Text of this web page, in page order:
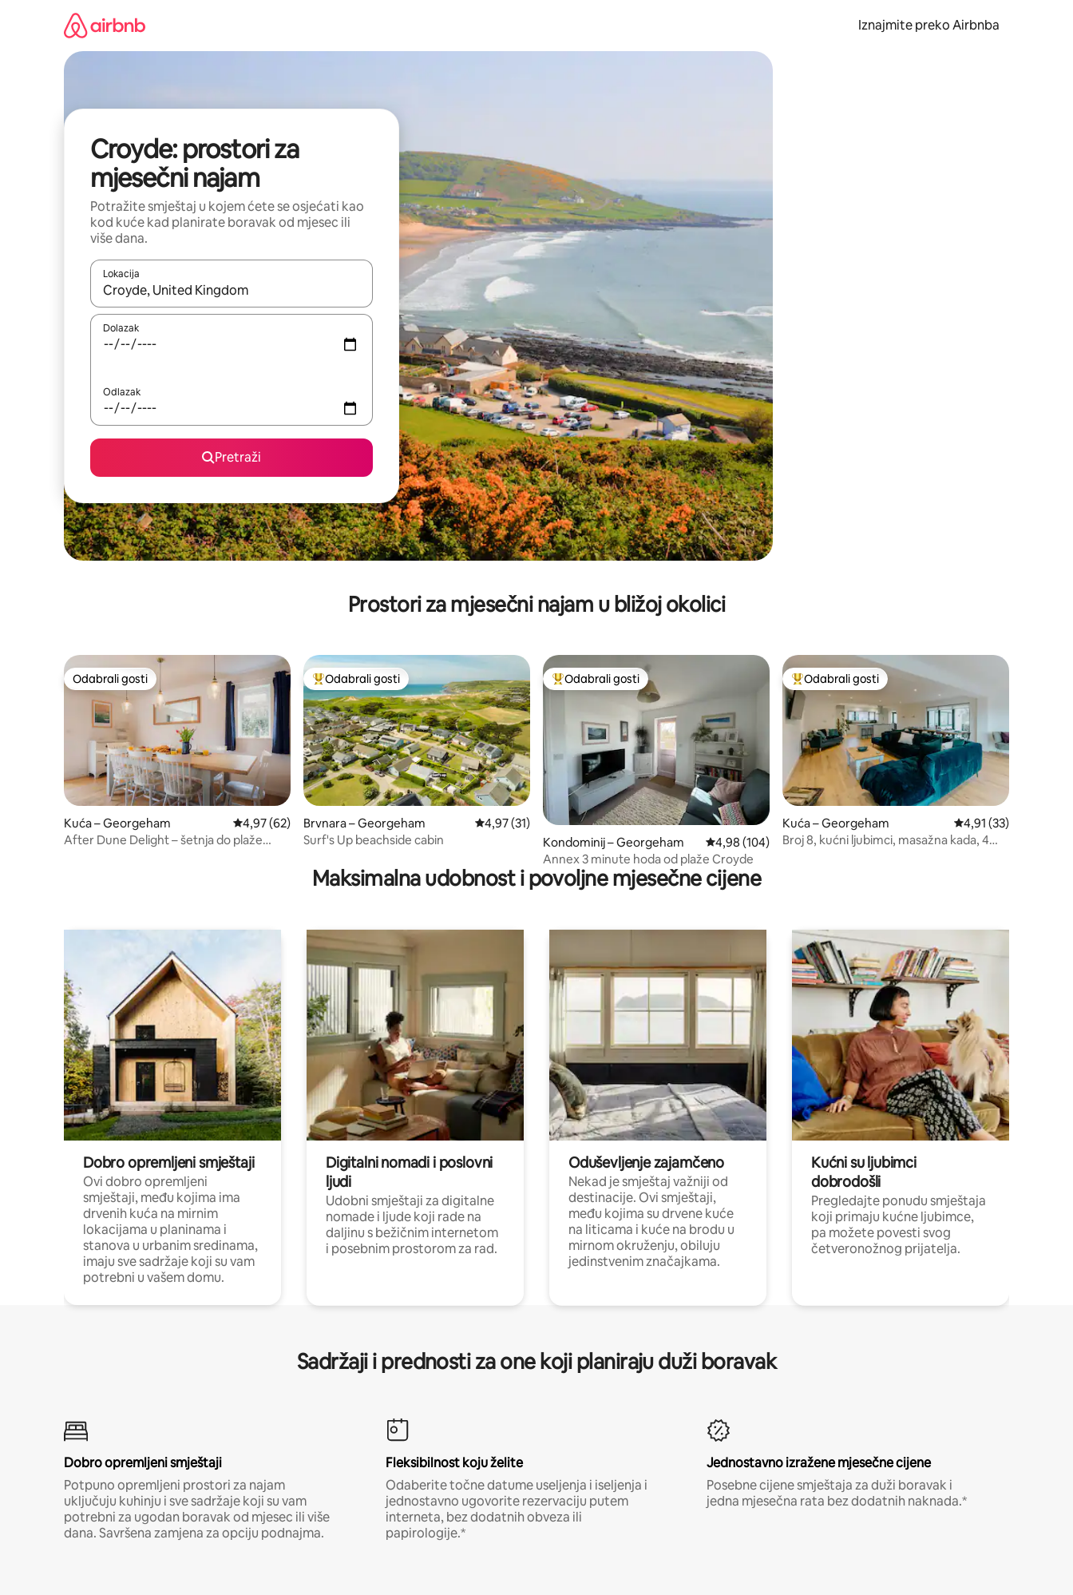
Iznajmite preko Airbnba
Croyde: prostori za
mjesečni najam
Potražite smještaj u kojem ćete se osjećati kao
kod kuće kad planirate boravak od mjesec ili
više dana.
Lokacija
Kada budu dostupni rezultati, moći ćete ih pregledati koristeći se strelicama prema gore i prema dolje, kao i dodirom ili prelaskom prstom po zaslonu.
Dolazak
Odlazak
Pretraži
Prostori za mjesečni najam u bližoj okolici
Odabrali gosti
Odabrali gosti
Kuća – Georgeham Prosječna ocjena: 4,97/5, recenzija: 62
4,97 (62)
After Dune Delight – šetnja do plaže
Među najviše rangiranima s oznakom „Odabrali gosti”
Odabrali gosti
Brvnara – Georgeham Prosječna ocjena: 4,97/5, recenzija: 31
4,97 (31)
Surf's Up beachside cabin
Među najviše rangiranima s oznakom „Odabrali gosti”
Odabrali gosti
Kondominij – Georgeham Prosječna ocjena: 4,98/5, recenzija: 104
4,98 (104)
Annex 3 minute hoda od plaže Croyde
Među najviše rangiranima s oznakom „Odabrali gosti”
Odabrali gosti
Kuća – Georgeham Prosječna ocjena:
4,91 (33)
Broj 8, kućni ljubimci, masažna kada, 4
Maksimalna udobnost i povoljne mjesečne cijene
Dobro opremljeni smještaji
Ovi dobro opremljeni
smještaji, među kojima ima
drvenih kuća na mirnim
lokacijama u planinama i
stanova u urbanim sredinama,
imaju sve sadržaje koji su vam
potrebni u vašem domu.
Digitalni nomadi i poslovni
ljudi
Udobni smještaji za digitalne
nomade i ljude koji rade na
daljinu s bežičnim internetom
i posebnim prostorom za rad.
Oduševljenje zajamčeno
Nekad je smještaj važniji od
destinacije. Ovi smještaji,
među kojima su drvene kuće
na liticama i kuće na brodu u
mirnom okruženju, obiluju
jedinstvenim značajkama.
Kućni su ljubimci
dobrodošli
Pregledajte ponudu smještaja
koji primaju kućne ljubimce,
pa možete povesti svog
četveronožnog prijatelja.
Sadržaji i prednosti za one koji planiraju duži boravak
Dobro opremljeni smještaji
Potpuno opremljeni prostori za najam
uključuju kuhinju i sve sadržaje koji su vam
potrebni za ugodan boravak od mjesec ili više
dana. Savršena zamjena za opciju podnajma.
Fleksibilnost koju želite
Odaberite točne datume useljenja i iseljenja i
jednostavno ugovorite rezervaciju putem
interneta, bez dodatnih obveza ili
papirologije.*
Jednostavno izražene mjesečne cijene
Posebne cijene smještaja za duži boravak i
jedna mjesečna rata bez dodatnih naknada.*